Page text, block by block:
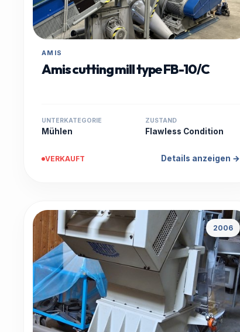
AMIS
Amis cutting mill type FB-10/C
UNTERKATEGORIE
Mühlen
ZUSTAND
Flawless Condition
VERKAUFT Details anzeigen →
2006